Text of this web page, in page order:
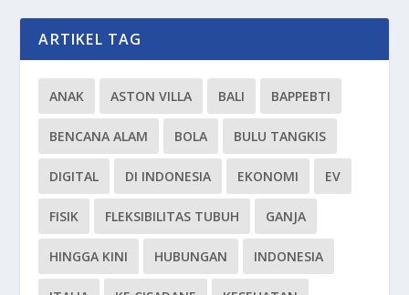
ARTIKEL TAG
ANAK ASTON VILLA BALI BAPPEBTI
BENCANA ALAM BOLA BULU TANGKIS
DIGITAL DI INDONESIA EKONOMI EV
FISIK FLEKSIBILITAS TUBUH GANJA
HINGGA KINI HUBUNGAN INDONESIA